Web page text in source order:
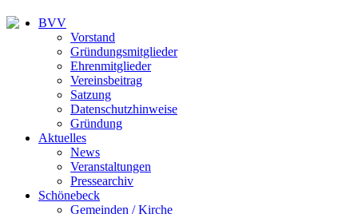
BVV
Vorstand
Gründungsmitglieder
Ehrenmitglieder
Vereinsbeitrag
Satzung
Datenschutzhinweise
Gründung
Aktuelles
News
Veranstaltungen
Pressearchiv
Schönebeck
Gemeinden / Kirche